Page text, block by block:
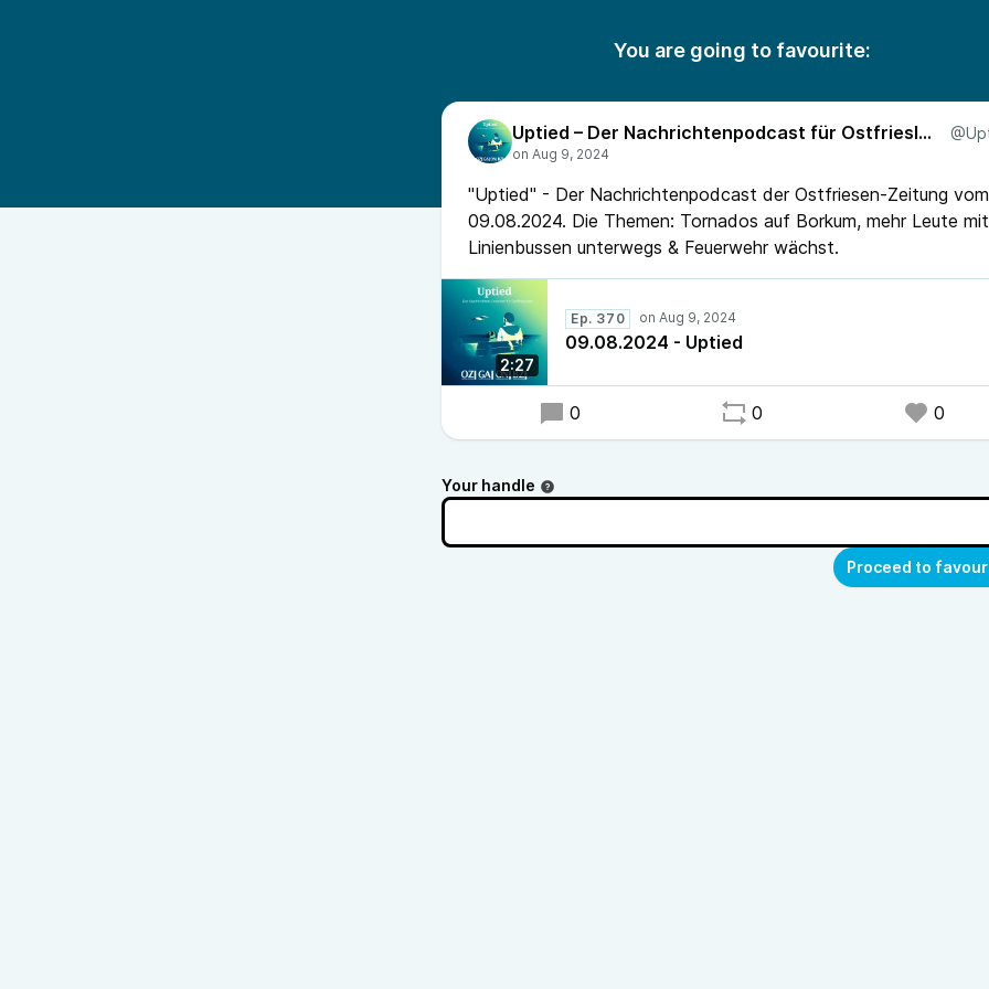
You are going to favourite:
Uptied – Der Nachrichtenpodcast für Ostfriesland
"Uptied" - Der Nachrichtenpodcast der Ostfriesen-Zeitung vom
09.08.2024. Die Themen: Tornados auf Borkum, mehr Leute mit
Linienbussen unterwegs & Feuerwehr wächst.
2:27
Ep. 370
09.08.2024 - Uptied
0 0 0
Your handle
Proceed to